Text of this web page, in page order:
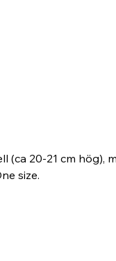
(ca 20-21 cm
size.